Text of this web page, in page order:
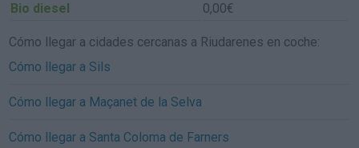
Bio diesel
0,00€
Cómo llegar a cidades cercanas a Riudarenes en coche:
Cómo llegar a Sils
Cómo llegar a Maçanet de la Selva
Cómo llegar a Santa Coloma de Farners